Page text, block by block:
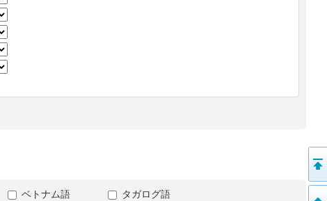
ベトナム語
タガログ語